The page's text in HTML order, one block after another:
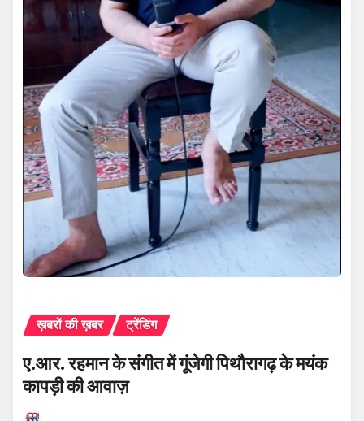
ख़बरों की ख़बर ट्रेंडिंग
ए.आर. रहमान के संगीत में गूंजेगी पिथौरागढ़ के मयंक
कापड़ी की आवाज़